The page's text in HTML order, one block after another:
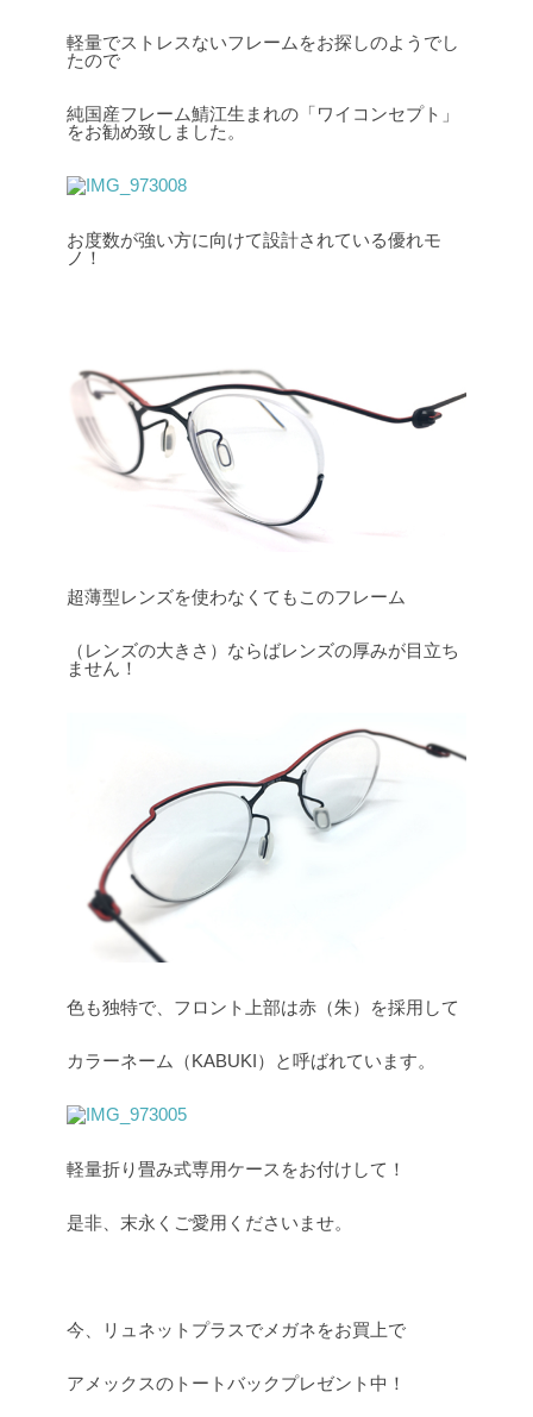
軽量でストレスないフレームをお探しのようでし
たので
純国産フレーム鯖江生まれの「ワイコンセプト」
をお勧め致しました。
お度数が強い方に向けて設計されている優れモ
ノ！
超薄型レンズを使わなくてもこのフレーム
（レンズの大きさ）ならばレンズの厚みが目立ち
ません！
色も独特で、フロント上部は赤（朱）を採用して
カラーネーム（KABUKI）と呼ばれています。
軽量折り畳み式専用ケースをお付けして！
是非、末永くご愛用くださいませ。
今、リュネットプラスでメガネをお買上で
アメックスのトートバックプレゼント中！